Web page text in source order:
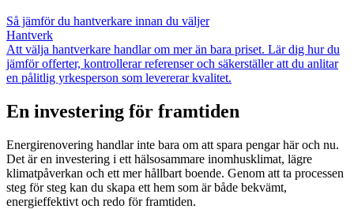
Så jämför du hantverkare innan du väljer
Hantverk
Att välja hantverkare handlar om mer än bara priset. Lär dig hur du
jämför offerter, kontrollerar referenser och säkerställer att du anlitar
en pålitlig yrkesperson som levererar kvalitet.
En investering för framtiden
Energirenovering handlar inte bara om att spara pengar här och nu.
Det är en investering i ett hälsosammare inomhusklimat, lägre
klimatpåverkan och ett mer hållbart boende. Genom att ta processen
steg för steg kan du skapa ett hem som är både bekvämt,
energieffektivt och redo för framtiden.